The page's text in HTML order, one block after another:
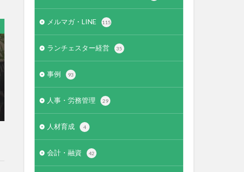
メルマガ・LINE 115
ランチェスター経営 35
事例 93
人事・労務管理 29
人材育成 4
会計・融資 42